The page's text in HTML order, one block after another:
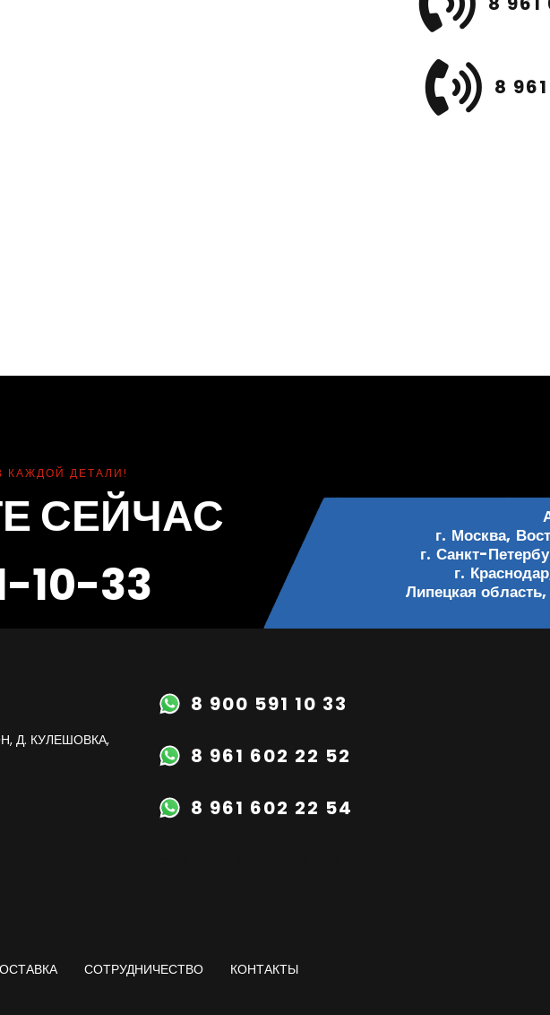
8
КАЖДОЙ ДЕТАЛИ!
СЕЙЧАС
10-33
г. Москва,
г. Санкт-
г.
Липецкая
Д. КУЛЕШОВКА,
8 900 591 10 33
8 961 602 22 52
8 961 602 22 54
СОТРУДНИЧЕСТВО КОНТАКТЫ